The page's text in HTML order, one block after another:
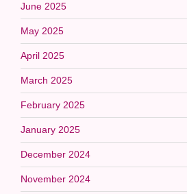
June 2025
May 2025
April 2025
March 2025
February 2025
January 2025
December 2024
November 2024